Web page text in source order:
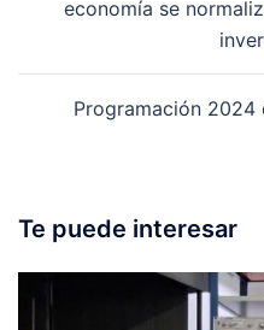
economía se
Programación 2024
Te puede interesar